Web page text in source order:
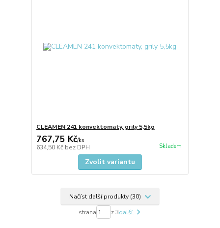
CLEAMEN 241 konvektomaty, grily 5,5kg
767,75 Kč/ks
634,50 Kč bez DPH Skladem
Zvolit variantu
Načíst další produkty (30)
strana z 3další